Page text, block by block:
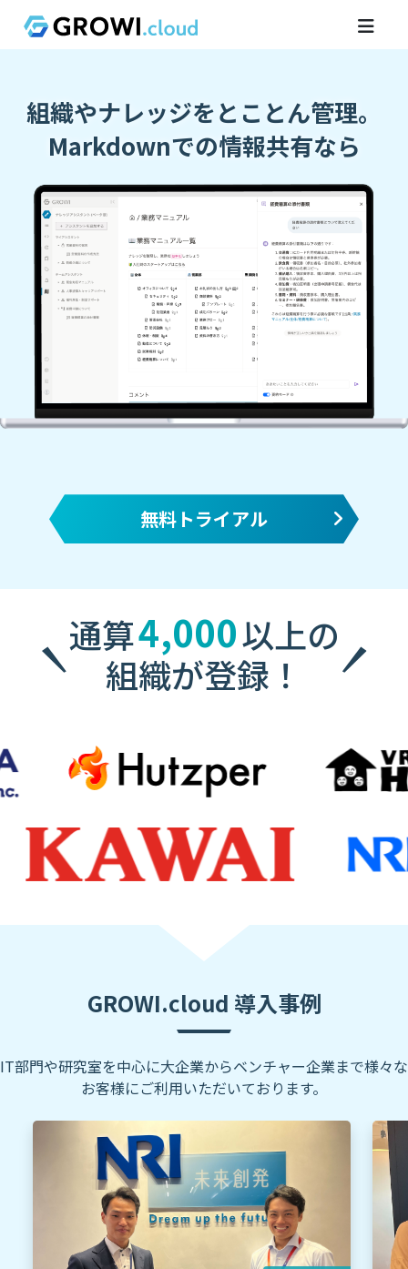
組織やナレッジをとことん管理。
Markdownでの情報共有なら
無料トライアル
通算4,000以上の
組織が登録！
GROWI.cloud 導入事例
IT部門や研究室を中心に大企業からベンチャー企業まで様々な
お客様にご利用いただいております。